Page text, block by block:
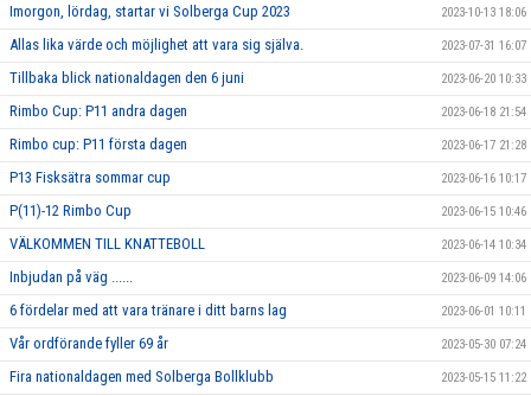
Imorgon, lördag, startar vi Solberga Cup 2023 2023-10-13 18:06
Allas lika värde och möjlighet att vara sig själva. 2023-07-31 16:07
Tillbaka blick nationaldagen den 6 juni 2023-06-20 10:33
Rimbo Cup: P11 andra dagen 2023-06-18 21:54
Rimbo cup: P11 första dagen 2023-06-17 21:28
P13 Fisksätra sommar cup 2023-06-16 10:17
P(11)-12 Rimbo Cup 2023-06-15 10:46
VÄLKOMMEN TILL KNATTEBOLL 2023-06-14 10:34
Inbjudan på väg ...... 2023-06-09 14:06
6 fördelar med att vara tränare i ditt barns lag 2023-06-01 10:11
Vår ordförande fyller 69 år 2023-05-30 07:24
Fira nationaldagen med Solberga Bollklubb 2023-05-15 11:22